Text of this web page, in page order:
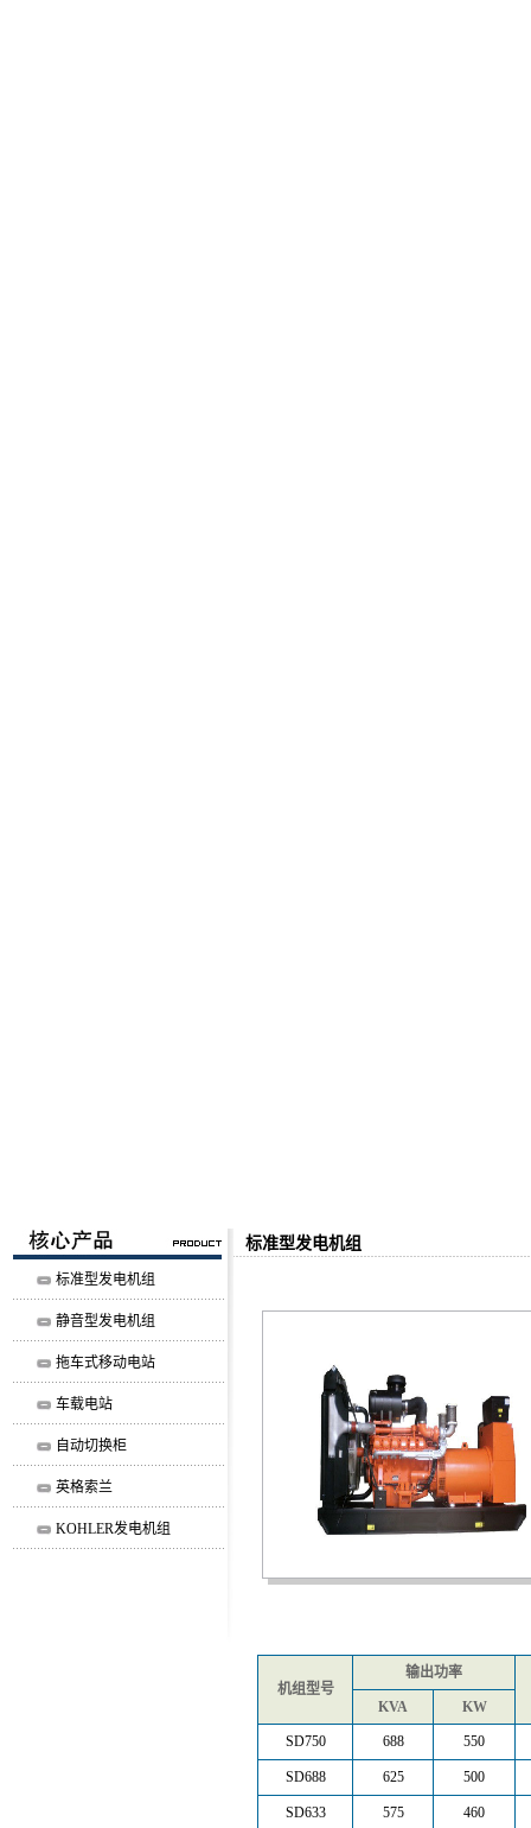
标准型发电机组
静音型发电机组
拖车式移动电站
车载电站
自动切换柜
英格索兰
KOHLER发电机组
标准型发电机组
机组型号
输出功率
KVA KW
SD750 688 550
SD688 625 500
SD633 575 460